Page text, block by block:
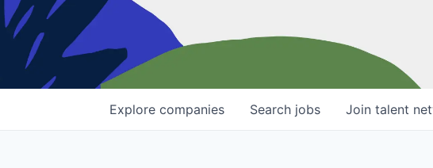
Search jobs
Explore companies Join talent